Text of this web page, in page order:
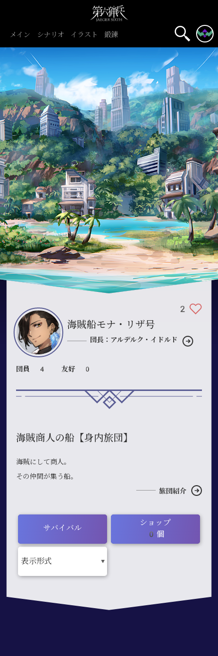
メイン シナリオ イラスト 鍛錬
団員募集中
2
海賊船モナ・リザ号
団長：アルデルク・イドルド
団員 4 友好 0
海賊商人の船【身内旅団】
海賊にして商人。
その仲間が集う船。
旅団紹介
サバイバル
ショップ
0個